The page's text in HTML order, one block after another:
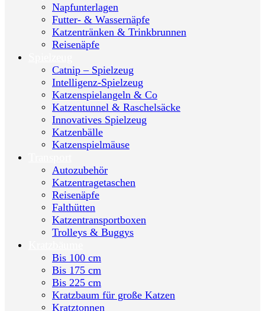
Napfunterlagen
Futter- & Wassernäpfe
Katzentränken & Trinkbrunnen
Reisenäpfe
Catnip – Spielzeug
Intelligenz-Spielzeug
Katzenspielangeln & Co
Katzentunnel & Raschelsäcke
Innovatives Spielzeug
Katzenbälle
Katzenspielmäuse
Autozubehör
Katzentragetaschen
Reisenäpfe
Falthütten
Katzentransportboxen
Trolleys & Buggys
Bis 100 cm
Bis 175 cm
Bis 225 cm
Kratzbaum für große Katzen
Kratztonnen